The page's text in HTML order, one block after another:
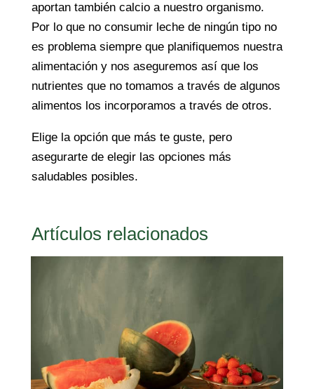
aportan también calcio a nuestro organismo.
Por lo que no consumir leche de ningún tipo no
es problema siempre que planifiquemos nuestra
alimentación y nos aseguremos así que los
nutrientes que no tomamos a través de algunos
alimentos los incorporamos a través de otros.
Elige la opción que más te guste, pero
asegurarte de elegir las opciones más
saludables posibles.
Artículos relacionados